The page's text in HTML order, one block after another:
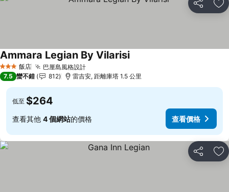
分享 加
3 星級 飯店 巴厘島風格設計查看價格
Ammara Legian By Vilarisi查看價格
7.5 蠻不錯 812 雷吉安, 距離庫塔 1.5 公里
低至 $264
查看其他 4 個網站的價格 查看價格
分享 加